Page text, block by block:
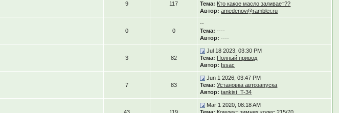
9 117
Тема: Кто какое масло заливает??
Автор: amedenov@rambler.ru
0 0
--
Тема: ----
Автор: ----
3 82
Jul 18 2023, 03:30 PM
Тема: Полный привод
Автор: Issac
7 83
Jun 1 2026, 03:47 PM
Тема: Установка автозапуска
Автор: tankist_T-34
Mar 1 2020, 08:18 AM